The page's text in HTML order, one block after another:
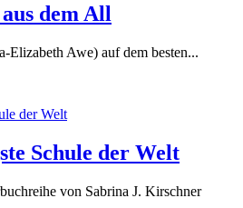
dem All
Awe) auf dem besten...
Schule der Welt
von Sabrina J. Kirschner